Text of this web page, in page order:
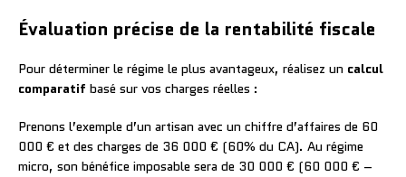
Évaluation précise de la rentabilité fiscale
Pour déterminer le régime le plus avantageux, réalisez un calcul
comparatif basé sur vos charges réelles :
Prenons l’exemple d’un artisan avec un chiffre d’affaires de 60
000 € et des charges de 36 000 € (60% du CA). Au régime
micro, son bénéfice imposable sera de 30 000 € (60 000 € –